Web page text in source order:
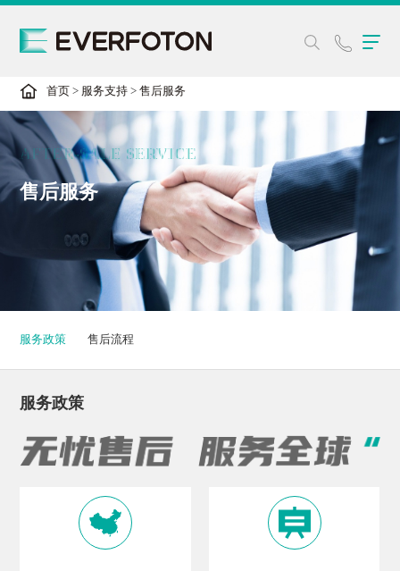
首页 > 服务支持 >售后服务
AFTER-SALE SERVICE
售后服务
服务政策 售后流程
服务政策